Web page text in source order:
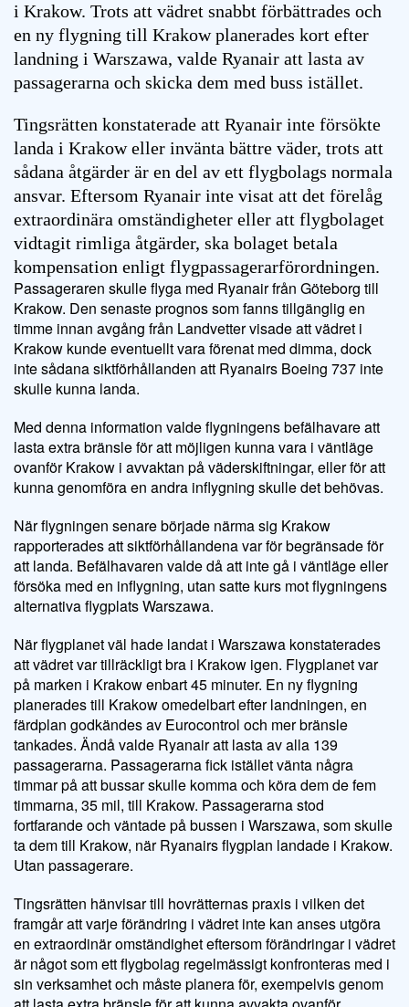
i Krakow. Trots att vädret snabbt förbättrades och
en ny flygning till Krakow planerades kort efter
landning i Warszawa, valde Ryanair att lasta av
passagerarna och skicka dem med buss istället.
Tingsrätten konstaterade att Ryanair inte försökte
landa i Krakow eller invänta bättre väder, trots att
sådana åtgärder är en del av ett flygbolags normala
ansvar. Eftersom Ryanair inte visat att det förelåg
extraordinära omständigheter eller att flygbolaget
vidtagit rimliga åtgärder, ska bolaget betala
kompensation enligt flygpassagerarförordningen.
Passageraren skulle flyga med Ryanair från Göteborg till
Krakow. Den senaste prognos som fanns tillgänglig en
timme innan avgång från Landvetter visade att vädret i
Krakow kunde eventuellt vara förenat med dimma, dock
inte sådana siktförhållanden att Ryanairs Boeing 737 inte
skulle kunna landa.
Med denna information valde flygningens befälhavare att
lasta extra bränsle för att möjligen kunna vara i väntläge
ovanför Krakow i avvaktan på väderskiftningar, eller för att
kunna genomföra en andra inflygning skulle det behövas.
När flygningen senare började närma sig Krakow
rapporterades att siktförhållandena var för begränsade för
att landa. Befälhavaren valde då att inte gå i väntläge eller
försöka med en inflygning, utan satte kurs mot flygningens
alternativa flygplats Warszawa.
När flygplanet väl hade landat i Warszawa konstaterades
att vädret var tillräckligt bra i Krakow igen. Flygplanet var
på marken i Krakow enbart 45 minuter. En ny flygning
planerades till Krakow omedelbart efter landningen, en
färdplan godkändes av Eurocontrol och mer bränsle
tankades. Ändå valde Ryanair att lasta av alla 139
passagerarna. Passagerarna fick istället vänta några
timmar på att bussar skulle komma och köra dem de fem
timmarna, 35 mil, till Krakow. Passagerarna stod
fortfarande och väntade på bussen i Warszawa, som skulle
ta dem till Krakow, när Ryanairs flygplan landade i Krakow.
Utan passagerare.
Tingsrätten hänvisar till hovrätternas praxis i vilken det
framgår att varje förändring i vädret inte kan anses utgöra
en extraordinär omständighet eftersom förändringar i vädret
är något som ett flygbolag regelmässigt konfronteras med i
sin verksamhet och måste planera för, exempelvis genom